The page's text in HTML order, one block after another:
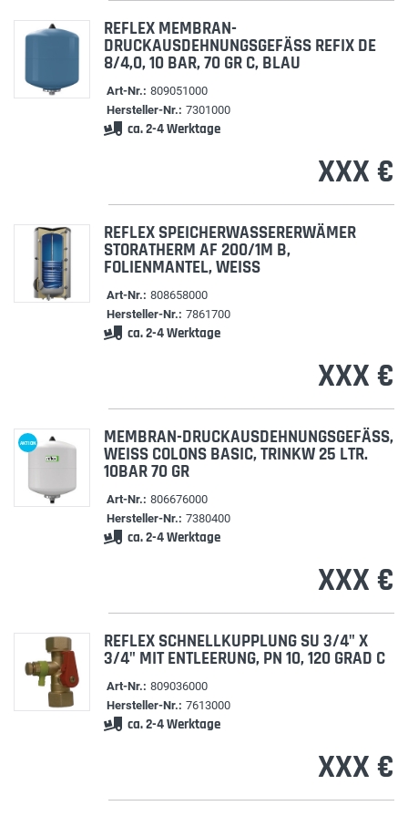
REFLEX MEMBRAN-
DRUCKAUSDEHNUNGSGEFÄSS REFIX DE 8
/4,0, 10 BAR, 70 GR C, BLAU
Art-Nr.: 809051000
Hersteller-Nr.: 7301000
ca. 2-4 Werktage
XXX €
REFLEX SPEICHERWASSERERWÄMER
STORATHERM AF 200/1M B,
FOLIENMANTEL, WEISS
Art-Nr.: 808658000
Hersteller-Nr.: 7861700
ca. 2-4 Werktage
XXX €
AKTION MEMBRAN-DRUCKAUSDEHNUNGSGEFÄSS, W
EISS COLONS BASIC, TRINKW 25 LTR. 10
BAR 70 GR
Art-Nr.: 806676000
Hersteller-Nr.: 7380400
ca. 2-4 Werktage
XXX €
REFLEX SCHNELLKUPPLUNG SU 3/4" X
3/4" MIT ENTLEERUNG, PN 10, 120 GRAD C
Art-Nr.: 809036000
Hersteller-Nr.: 7613000
ca. 2-4 Werktage
XXX €